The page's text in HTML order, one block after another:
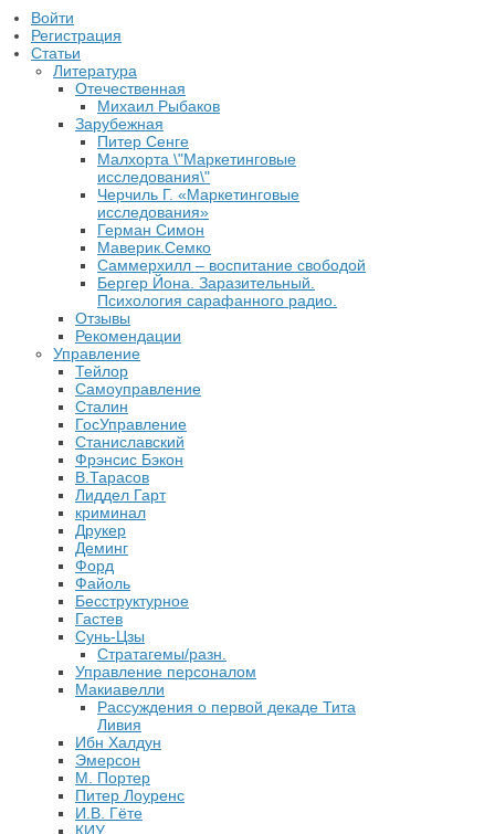
Войти
Регистрация
Статьи
Литература
Отечественная
Михаил Рыбаков
Зарубежная
Питер Сенге
Малхорта \"Маркетинговые
исследования\"
Черчиль Г. «Маркетинговые
исследования»
Герман Симон
Маверик.Семко
Саммерхилл – воспитание свободой
Бергер Йона. Заразительный.
Психология сарафанного радио.
Отзывы
Рекомендации
Управление
Тейлор
Самоуправление
Сталин
ГосУправление
Станиславский
Фрэнсис Бэкон
В.Тарасов
Лиддел Гарт
криминал
Друкер
Деминг
Форд
Файоль
Бесструктурное
Гастев
Сунь-Цзы
Стратагемы/разн.
Управление персоналом
Макиавелли
Рассуждения о первой декаде Тита
Ливия
Ибн Халдун
Эмерсон
М. Портер
Питер Лоуренс
И.В. Гёте